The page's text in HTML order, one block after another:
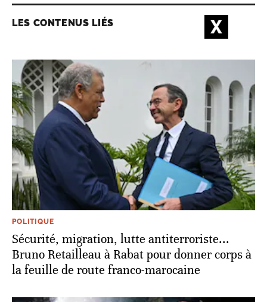
LES CONTENUS LIÉS
POLITIQUE
Sécurité, migration, lutte antiterroriste...
Bruno Retailleau à Rabat pour donner corps à
la feuille de route franco-marocaine